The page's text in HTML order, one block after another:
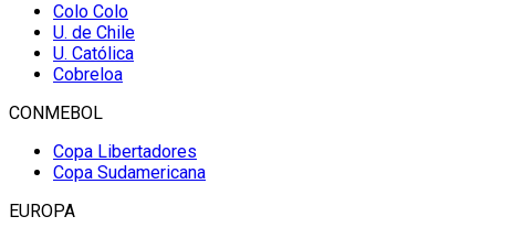
Colo Colo
U. de Chile
U. Católica
Cobreloa
CONMEBOL
Copa Libertadores
Copa Sudamericana
EUROPA